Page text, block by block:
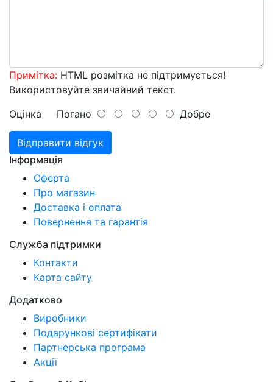
Примітка: HTML розмітка не підтримується!
Використовуйте звичайний текст.
Оцінка Погано Добре
Відправити відгук
Інформація
Оферта
Про магазин
Доставка і оплата
Повернення та гарантія
Служба підтримки
Контакти
Карта сайту
Додатково
Виробники
Подарункові сертифікати
Партнерська програма
Акції